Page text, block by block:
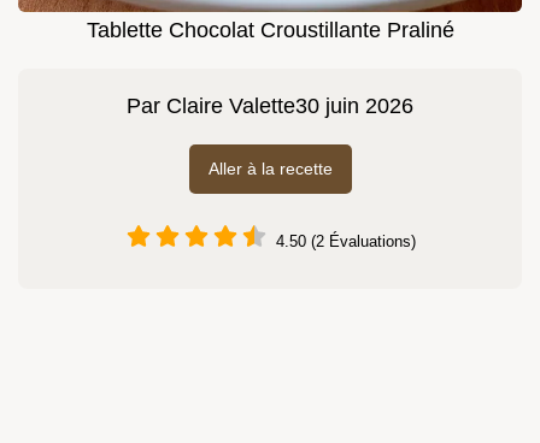
Tablette Chocolat Croustillante Praliné
Par Claire Valette30 juin 2026
Aller à la recette
4.50 (2 Évaluations)